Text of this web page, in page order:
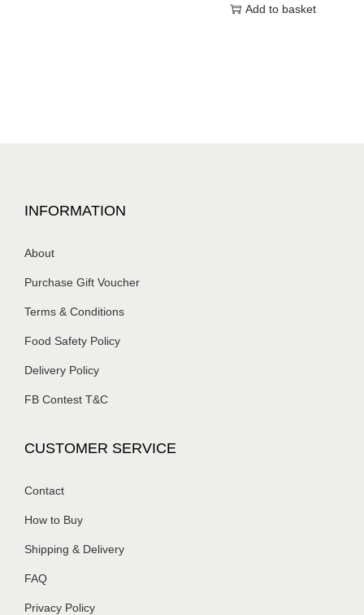
Add to basket
INFORMATION
About
Purchase Gift Voucher
Terms & Conditions
Food Safety Policy
Delivery Policy
FB Contest T&C
CUSTOMER SERVICE
Contact
How to Buy
Shipping & Delivery
FAQ
Privacy Policy